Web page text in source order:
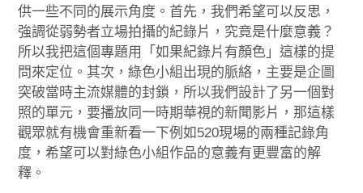
供一些不同的展示角度。首先，我們希望可以反思，
強調從弱勢者立場拍攝的紀錄片，究竟是什麼意義？
所以我把這個專題用「如果紀錄片有顏色」這樣的提
問來定位。其次，綠色小組出現的脈絡，主要是企圖
突破當時主流媒體的封鎖，所以我們設計了另一個對
照的單元，要播放同一時期華視的新聞影片，那這樣
觀眾就有機會重新看一下例如520現場的兩種記錄角
度，希望可以對綠色小組作品的意義有更豐富的解
釋。